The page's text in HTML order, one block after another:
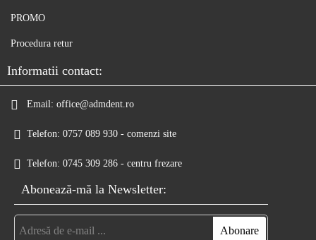
PROMO
Procedura retur
Informatii contact:
Email: office@admdent.ro
Telefon: 0757 089 930 - comenzi site
Telefon: 0745 309 286 - centru frezare
Abonează-mă la Newsletter: